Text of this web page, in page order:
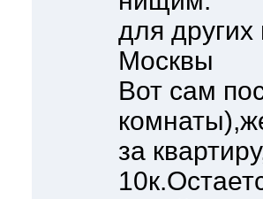
для
Москвы
Вот сам
за